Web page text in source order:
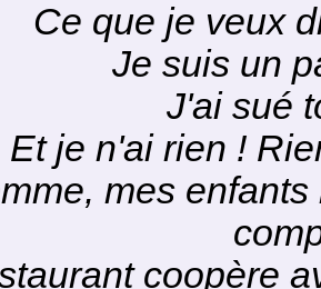
Ce que je veux
Je suis un
J'ai sué
Et je n'ai rien !
mes
coopère